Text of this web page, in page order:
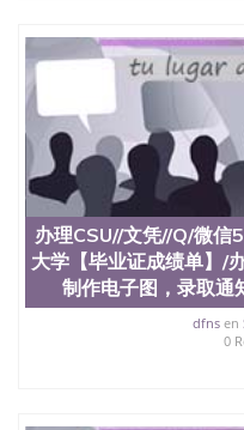
551190476办国外文凭
外大学有毕业证QQ微信
格QQ微信551190476
办理国外文凭要交定金
查文凭QQ微信
微信551190476学士学
551190476 国外资格证
办理学历认证QQ微信
QQ微信551190476 圣
University, 又译为“圣荷
年，简称SJSU，是加
西地区的公立大学之
心，占地154公顷。它
名综合性公立大学，它
茅的毕业薪资，浓厚的
教育质量，被《福克斯
办理CSU//文凭//Q/微
大学【毕业证成绩单】/
制作电子图，录取通
dfnsen
0